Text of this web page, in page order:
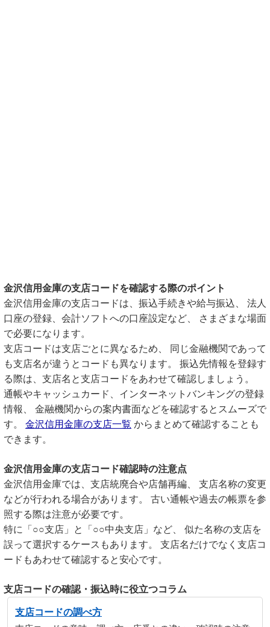
金沢信用金庫の支店コードを確認する際のポイント
金沢信用金庫の支店コードは、振込手続きや給与振込、 法人
口座の登録、会計ソフトへの口座設定など、 さまざまな場面
で必要になります。
支店コードは支店ごとに異なるため、 同じ金融機関であって
も支店名が違うとコードも異なります。 振込先情報を登録す
る際は、支店名と支店コードをあわせて確認しましょう。
通帳やキャッシュカード、インターネットバンキングの登録
情報、 金融機関からの案内書面などを確認するとスムーズで
す。 金沢信用金庫の支店一覧 からまとめて確認することも
できます。
金沢信用金庫の支店コード確認時の注意点
金沢信用金庫では、支店統廃合や店舗再編、 支店名称の変更
などが行われる場合があります。 古い通帳や過去の帳票を参
照する際は注意が必要です。
特に「○○支店」と「○○中央支店」など、 似た名称の支店を
誤って選択するケースもあります。 支店名だけでなく支店コ
ードもあわせて確認すると安心です。
支店コードの確認・振込時に役立つコラム
支店コードの調べ方